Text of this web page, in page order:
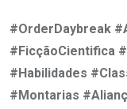
#OrderDaybreak
#FicçãoCientifica
#Habilidades
#Montarias